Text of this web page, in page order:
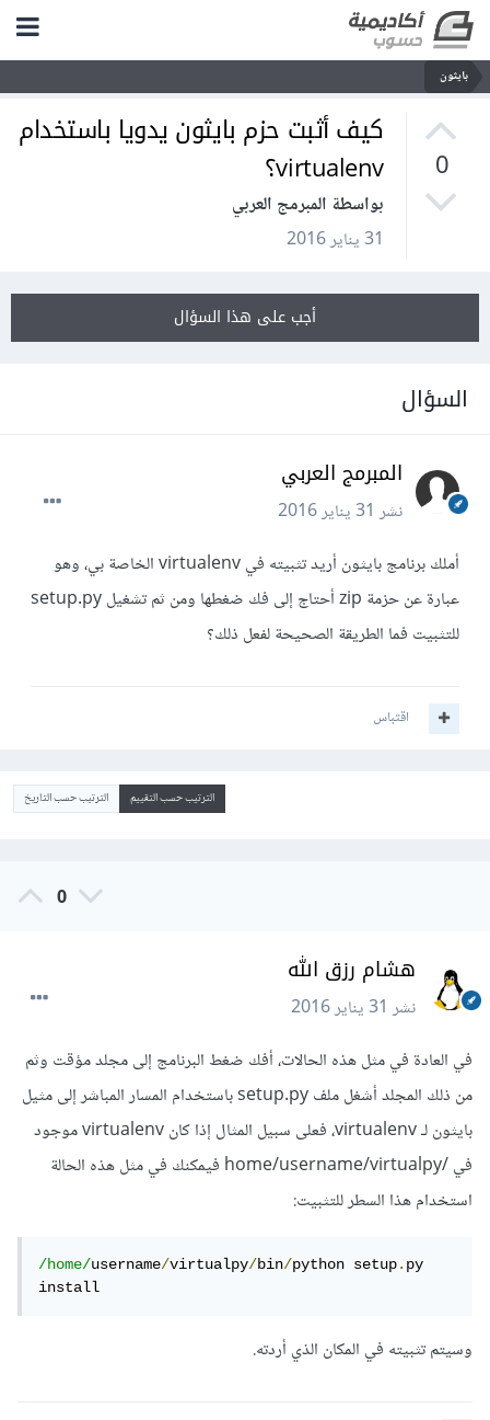
بايثون
0
كيف أثبت حزم بايثون يدويا باستخدام
virtualenv؟
بواسطة المبرمج العربي
31 يناير 2016
أجب على هذا السؤال
السؤال
المبرمج العربي
نشر31 يناير 2016
أملك برنامج بايثون أريد تثبيته في virtualenv الخاصة بي، وهو
عبارة عن حزمة zip أحتاج إلى فك ضغطها ومن ثم تشغيل setup.py
للتثبيت فما الطريقة الصحيحة لفعل ذلك؟
اقتباس
الترتيب حسب التقييم الترتيب حسب التاريخ
0
هشام رزق الله
نشر31 يناير 2016
في العادة في مثل هذه الحالات، أفك ضغط البرنامج إلى مجلد مؤقت وثم
من ذلك المجلد أشغل ملف setup.py باستخدام المسار المباشر إلى مثيل
بايثون لـ virtualenv، فعلى سبيل المثال إذا كان virtualenv موجود
في /home/username/virtualpy فيمكنك في مثل هذه الحالة
استخدام هذا السطر للتثبيت:
/home/username/virtualpy/bin/python setup.py
install
وسيتم تثبيته في المكان الذي أردته.